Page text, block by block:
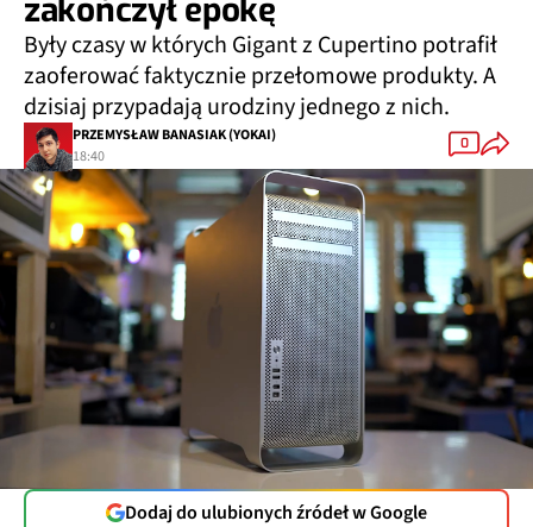
zakończył epokę
Były czasy w których Gigant z Cupertino potrafił
zaoferować faktycznie przełomowe produkty. A
dzisiaj przypadają urodziny jednego z nich.
PRZEMYSŁAW BANASIAK (YOKAI)
18:40
0
Dodaj do ulubionych źródeł w Google